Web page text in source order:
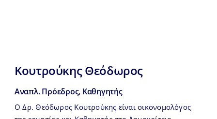
Κουτρούκης Θεόδωρος
Αναπλ. Πρόεδρος, Καθηγητής
Ο Δρ. Θεόδωρος Κουτρούκης είναι οικονομολόγος